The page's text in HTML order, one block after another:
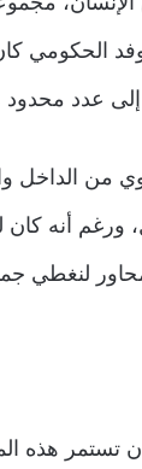
الحكومي
إلى عدد
من الداخل
لنغطي
هذه